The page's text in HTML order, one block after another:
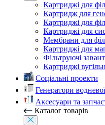
Картриджі для
Картридж для
Картриджі для
Картриджі для
Мембрани для
Картриджі для
Фільтруючі
Картриджі
Соціальні проекти
Генератори
Аксесуари та
Каталог товарів